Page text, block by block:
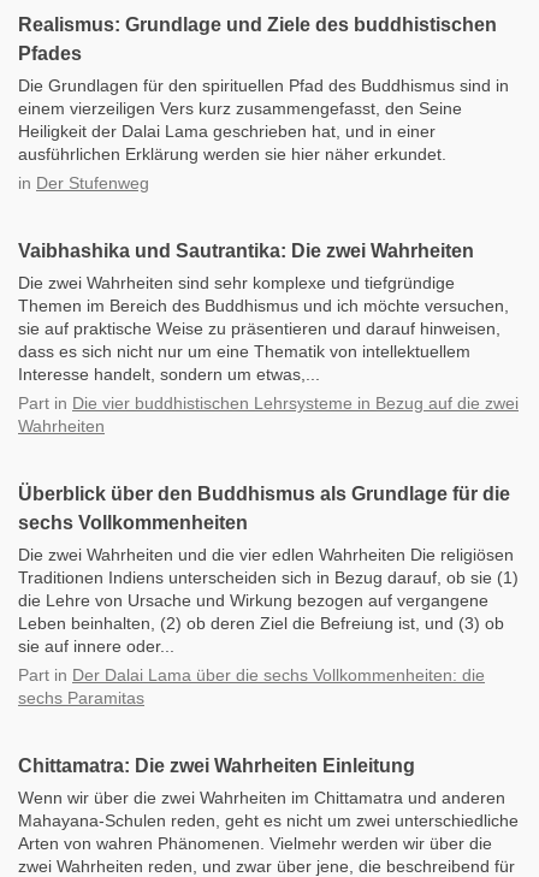
Realismus: Grundlage und Ziele des buddhistischen
Pfades
Die Grundlagen für den spirituellen Pfad des Buddhismus sind in
einem vierzeiligen Vers kurz zusammengefasst, den Seine
Heiligkeit der Dalai Lama geschrieben hat, und in einer
ausführlichen Erklärung werden sie hier näher erkundet.
in Der Stufenweg
Vaibhashika und Sautrantika: Die zwei Wahrheiten
Die zwei Wahrheiten sind sehr komplexe und tiefgründige
Themen im Bereich des Buddhismus und ich möchte versuchen,
sie auf praktische Weise zu präsentieren und darauf hinweisen,
dass es sich nicht nur um eine Thematik von intellektuellem
Interesse handelt, sondern um etwas,...
Part in Die vier buddhistischen Lehrsysteme in Bezug auf die zwei
Wahrheiten
Überblick über den Buddhismus als Grundlage für die
sechs Vollkommenheiten
Die zwei Wahrheiten und die vier edlen Wahrheiten Die religiösen
Traditionen Indiens unterscheiden sich in Bezug darauf, ob sie (1)
die Lehre von Ursache und Wirkung bezogen auf vergangene
Leben beinhalten, (2) ob deren Ziel die Befreiung ist, und (3) ob
sie auf innere oder...
Part in Der Dalai Lama über die sechs Vollkommenheiten: die
sechs Paramitas
Chittamatra: Die zwei Wahrheiten Einleitung
Wenn wir über die zwei Wahrheiten im Chittamatra und anderen
Mahayana-Schulen reden, geht es nicht um zwei unterschiedliche
Arten von wahren Phänomenen. Vielmehr werden wir über die
zwei Wahrheiten reden, und zwar über jene, die beschreibend für